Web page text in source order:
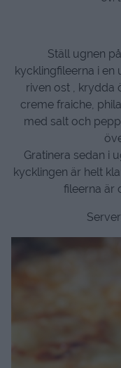
Ställ ugnen
kycklingfileerna i en
riven ost , krydda
creme fraiche,
med salt och
Gratinera sedan i
kycklingen är helt
fileerna är